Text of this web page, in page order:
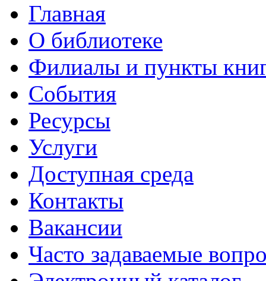
Главная
О библиотеке
Филиалы и пункты
События
Ресурсы
Услуги
Доступная среда
Контакты
Вакансии
Часто задаваемые